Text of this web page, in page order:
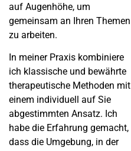
auf Augenhöhe, um
gemeinsam an Ihren Themen
zu arbeiten.
In meiner Praxis kombiniere
ich klassische und bewährte
therapeutische Methoden mit
einem individuell auf Sie
abgestimmten Ansatz. Ich
habe die Erfahrung gemacht,
dass die Umgebung, in der